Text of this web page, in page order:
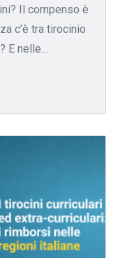
Il compenso è
c’è tra tirocinio
E nelle…